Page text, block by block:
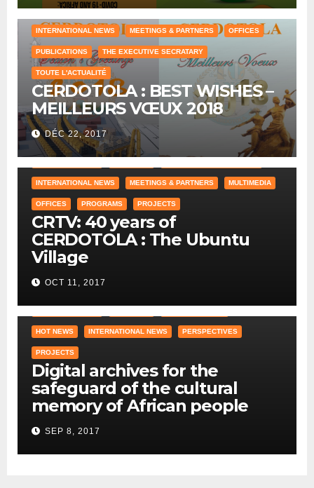
COUNTRY OFFICE HUMAN RESOURCES
INTERNATIONAL NEWS MEETINGS & PARTNERS OFFICES
PUBLICATIONS THE EXECUTIVE SECRATARY
TOUTE L'ACTUALITÉ
CERDOTOLA : BEST WISHES –
MEILLEURS VŒUX 2018
DÉC 22, 2017
INTERNATIONAL NEWS MEETINGS & PARTNERS MULTIMEDIA
OFFICES PROGRAMS PROJECTS
CRTV: 40 years of
CERDOTOLA : The Ubuntu
Village
OCT 11, 2017
HOT NEWS INTERNATIONAL NEWS PERSPECTIVES
PROJECTS
Digital archives for the
safeguard of the cultural
memory of African people
SEP 8, 2017